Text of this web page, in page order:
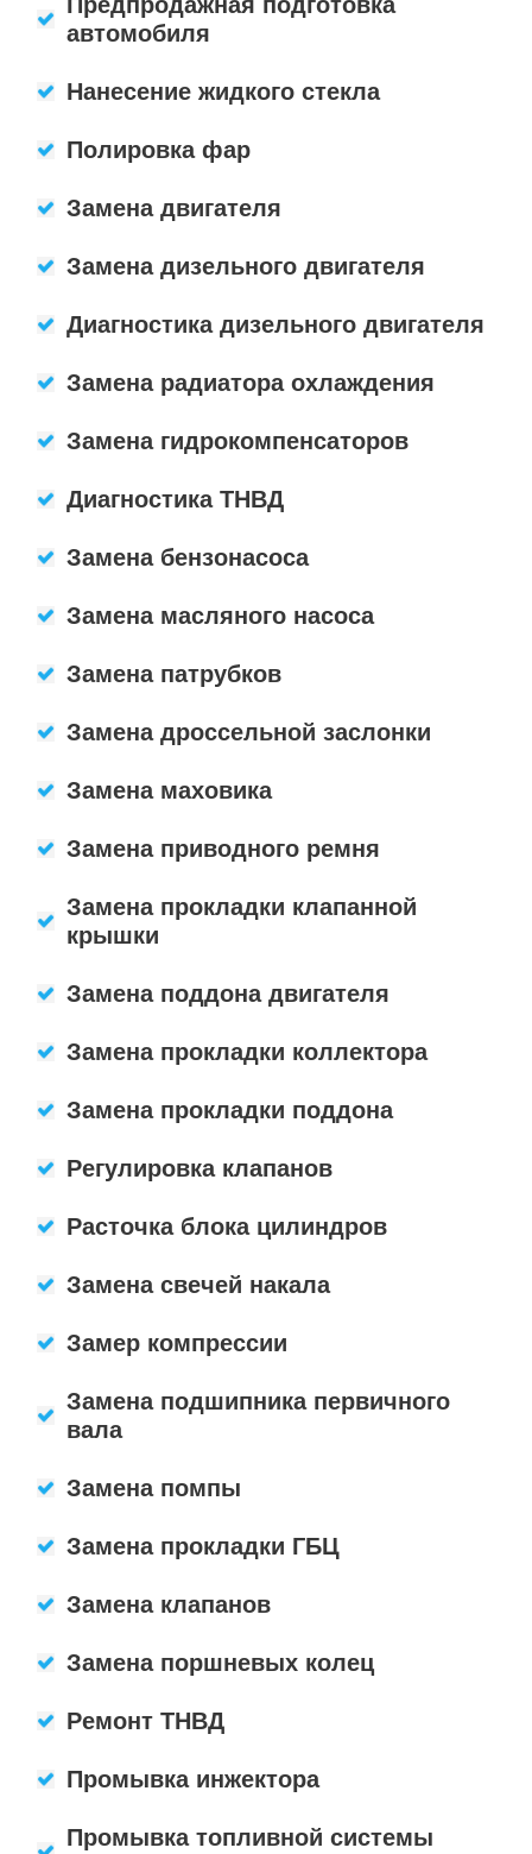
автомобиля
Нанесение жидкого стекла
Полировка фар
Замена двигателя
Замена дизельного двигателя
Диагностика дизельного двигателя
Замена радиатора охлаждения
Замена гидрокомпенсаторов
Диагностика ТНВД
Замена бензонасоса
Замена масляного насоса
Замена патрубков
Замена дроссельной заслонки
Замена маховика
Замена приводного ремня
Замена прокладки клапанной
крышки
Замена поддона двигателя
Замена прокладки коллектора
Замена прокладки поддона
Регулировка клапанов
Расточка блока цилиндров
Замена свечей накала
Замер компрессии
Замена подшипника первичного
вала
Замена помпы
Замена прокладки ГБЦ
Замена клапанов
Замена поршневых колец
Ремонт ТНВД
Промывка инжектора
Промывка топливной системы